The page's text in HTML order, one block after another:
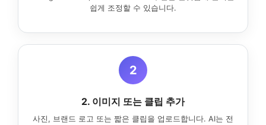
쉽게 조정할 수 있습니다.
2
2. 이미지 또는 클립 추가
사진, 브랜드 로고 또는 짧은 클립을 업로드합니다. AI는 전